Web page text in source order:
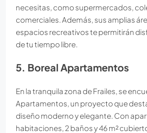
necesitas, como supermercados,
comerciales. Además, sus amplias
espacios recreativos te permitirán
de tu tiempo libre.
5. Boreal Apartamentos
En la tranquila zona de Frailes, se
Apartamentos, un proyecto que
diseño moderno y elegante. Con
habitaciones, 2 baños y 46 m²